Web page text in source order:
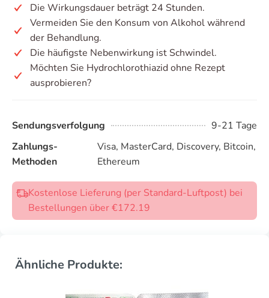
Die Wirkungsdauer beträgt 24 Stunden.
Vermeiden Sie den Konsum von Alkohol während
der Behandlung.
Die häufigste Nebenwirkung ist Schwindel.
Möchten Sie Hydrochlorothiazid ohne Rezept
ausprobieren?
Sendungsverfolgung
9-21 Tage
Zahlungs-
Methoden
Visa, MasterCard, Discovery, Bitcoin,
Ethereum
Kostenlose Lieferung (per Standard-Luftpost) bei
Bestellungen über €172.19
Ähnliche Produkte: